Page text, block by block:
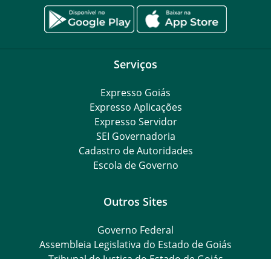
Serviços
Expresso Goiás
Expresso Aplicações
Expresso Servidor
SEI Governadoria
Cadastro de Autoridades
Escola de Governo
Outros Sites
Governo Federal
Assembleia Legislativa do Estado de Goiás